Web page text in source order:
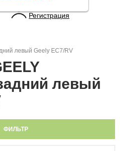
Регистрация
левый Geely EC7/RV
левый
ФИЛЬТР